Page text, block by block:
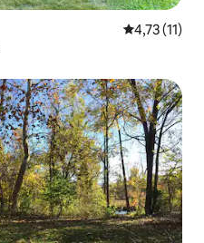
4,73 de uma
4,73 (11)